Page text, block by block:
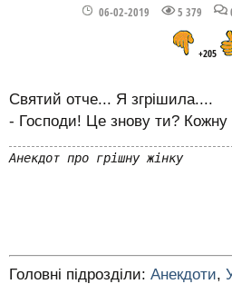
06-02-2019 5 379
+205
Святий отче... Я згрішила....
- Господи! Це знову ти? Кожну
Анекдот про грішну жінку
Головні підрозділи: Анекдоти,